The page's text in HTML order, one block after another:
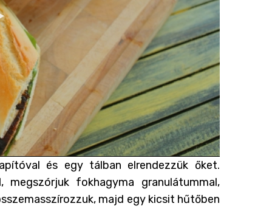
és egy tálban elrendezzük őket.
megszórjuk fokhagyma granulátummal,
majd egy kicsit hűtőben